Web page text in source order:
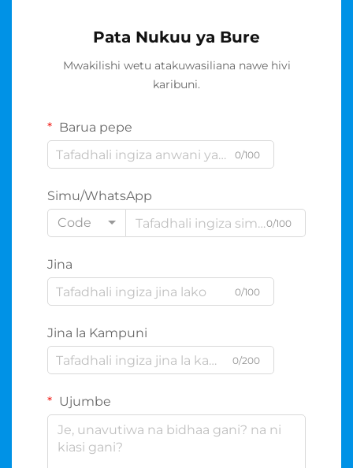
Pata Nukuu ya Bure
Mwakilishi wetu atakuwasiliana nawe hivi
karibuni.
Barua pepe
0/100
Simu/WhatsApp
Code
0/100
Jina
0/100
Jina la Kampuni
0/200
Ujumbe